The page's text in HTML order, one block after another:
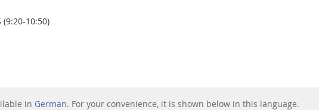
(9:20-10:50)
in German. For your convenience, it is shown below in this language.